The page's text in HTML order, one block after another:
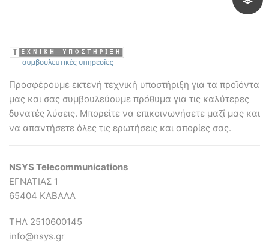
Προσφέρουμε εκτενή τεχνική υποστήριξη για τα προϊόντα
μας και σας συμβουλεύουμε πρόθυμα για τις καλύτερες
δυνατές λύσεις. Mπορείτε να επικοινωνήσετε μαζί μας και
να απαντήσετε όλες τις ερωτήσεις και απορίες σας.
NSYS Telecommunications
ΕΓΝΑΤΙΑΣ 1
65404 ΚΑΒΑΛΑ
ΤΗΛ 2510600145
info@nsys.gr